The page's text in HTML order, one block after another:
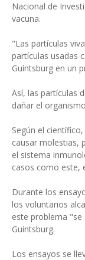
Nacional de
vacuna.
"Las partículas
partículas usadas
Guíntsburg en un
Así, las partículas
dañar el
Según el
causar molestias,
el sistema
casos como este,
Durante los
los voluntarios
este problema
Guíntsburg.
Los ensayos se